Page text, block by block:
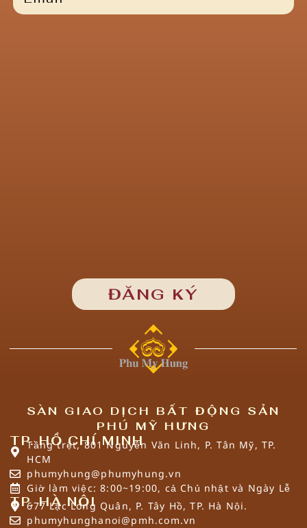
SÀN GIAO DỊCH BẤT ĐỘNG SẢN
PHÚ MỸ HƯNG
TP. HỒ CHÍ MINH
Tầng trệt, 801 Nguyễn Văn Linh, P. Tân Mỹ, TP.
HCM
phumyhung@phumyhung.vn
Giờ làm việc: 8:00~19:00, cả Chủ nhật và Ngày Lễ
TP. HÀ NỘI
677 Lạc Long Quân, P. Tây Hồ, TP. Hà Nội.
phumyhunghanoi@pmh.com.vn